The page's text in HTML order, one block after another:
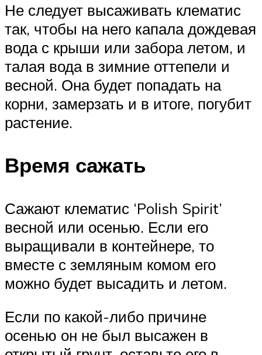
Не следует высаживать клематис
так, чтобы на него капала дождевая
вода с крыши или забора летом, и
талая вода в зимние оттепели и
весной. Она будет попадать на
корни, замерзать и в итоге, погубит
растение.
Время сажать
Сажают клематис ‘Polish Spirit’
весной или осенью. Если его
выращивали в контейнере, то
вместе с земляным комом его
можно будет высадить и летом.
Если по какой-либо причине
осенью он не был высажен в